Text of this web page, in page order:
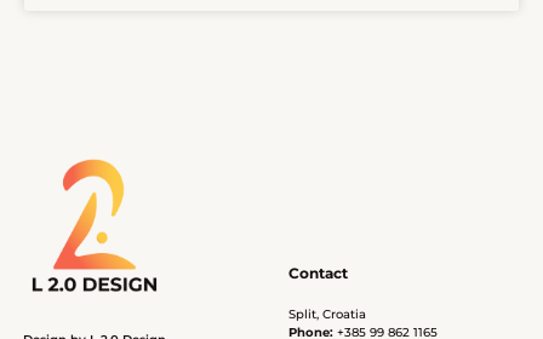
Contact
Split, Croatia
Phone: +385 99 862 1165